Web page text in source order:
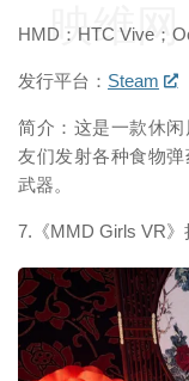
HMD：HTC Vive；
发行平台： Steam
简介：这是一款休
友们发射各种食物
武器。
7.《MMD Girls VR》
映维网